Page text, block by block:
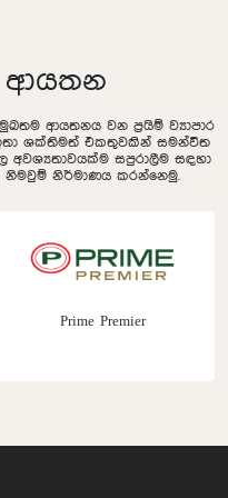
ආයතන
ආයතනය වන ප්‍රයිම් ව්‍යාපාර
ශක්තිමත් එකතුවකින් සමන්විත
අවශ්‍යතාවයක්ම සපුරාලීම සඳහා
නිර්මාණය කරන්නෙමු.
Prime Premier